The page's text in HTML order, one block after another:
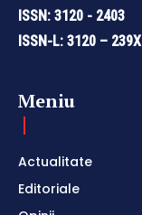
ISSN: 3120 - 2403
ISSN-L: 3120 – 239X
Meniu
Actualitate
Editoriale